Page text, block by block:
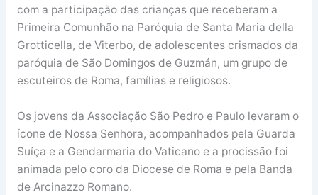
com a participação das crianças que receberam a
Primeira Comunhão na Paróquia de Santa Maria della
Grotticella, de Viterbo, de adolescentes crismados da
paróquia de São Domingos de Guzmán, um grupo de
escuteiros de Roma, famílias e religiosos.
Os jovens da Associação São Pedro e Paulo levaram o
ícone de Nossa Senhora, acompanhados pela Guarda
Suíça e a Gendarmaria do Vaticano e a procissão foi
animada pelo coro da Diocese de Roma e pela Banda
de Arcinazzo Romano.